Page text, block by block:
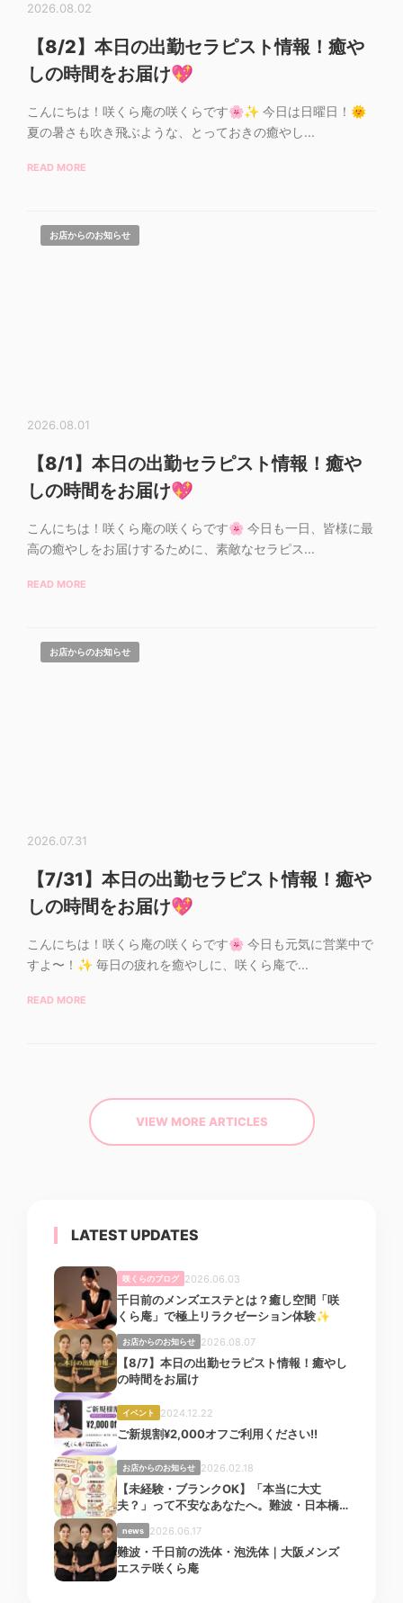
2026.08.02
【8/2】本日の出勤セラピスト情報！癒や
しの時間をお届け💖
こんにちは！咲くら庵の咲くらです🌸✨ 今日は日曜日！🌞
夏の暑さも吹き飛ぶような、とっておきの癒やし...
READ MORE
お店からのお知らせ
2026.08.01
【8/1】本日の出勤セラピスト情報！癒や
しの時間をお届け💖
こんにちは！咲くら庵の咲くらです🌸 今日も一日、皆様に最
高の癒やしをお届けするために、素敵なセラピス...
READ MORE
お店からのお知らせ
2026.07.31
【7/31】本日の出勤セラピスト情報！癒や
しの時間をお届け💖
こんにちは！咲くら庵の咲くらです🌸 今日も元気に営業中で
すよ〜！✨ 毎日の疲れを癒やしに、咲くら庵で...
READ MORE
VIEW MORE ARTICLES
LATEST UPDATES
咲くらのブログ 2026.06.03
千日前のメンズエステとは？癒し空間「咲
くら庵」で極上リラクゼーション体験✨
お店からのお知らせ 2026.08.07
【8/7】本日の出勤セラピスト情報！癒やし
の時間をお届け
イベント 2024.12.22
ご新規割¥2,000オフご利用ください!!
お店からのお知らせ 2026.02.18
【未経験・ブランクOK】「本当に大丈
夫？」って不安なあなたへ。難波・日本橋
「咲くら庵」で安心してお仕事始めません
か？
news 2026.06.17
難波・千日前の洗体・泡洗体｜大阪メンズ
エステ咲くら庵